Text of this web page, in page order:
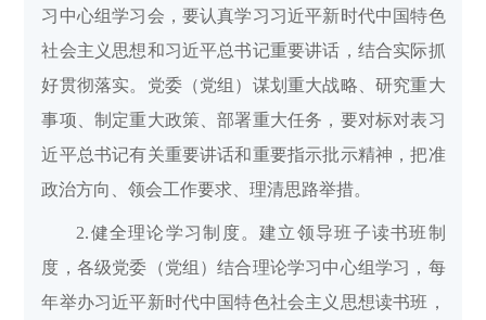
习中心组学习会，要认真学习习近平新时代中国特色
社会主义思想和习近平总书记重要讲话，结合实际抓
好贯彻落实。党委（党组）谋划重大战略、研究重大
事项、制定重大政策、部署重大任务，要对标对表习
近平总书记有关重要讲话和重要指示批示精神，把准
政治方向、领会工作要求、理清思路举措。
2.健全理论学习制度。建立领导班子读书班制
度，各级党委（党组）结合理论学习中心组学习，每
年举办习近平新时代中国特色社会主义思想读书班，